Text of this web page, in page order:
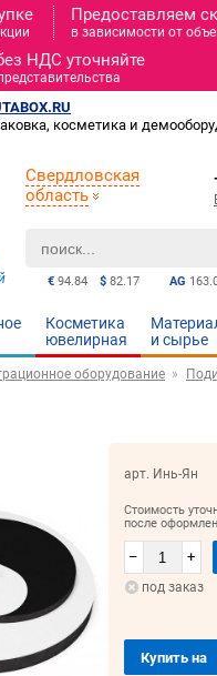
Предоставляем
в зависимости от
НДС уточняйте
косметика и
AG
€ 94.84 $ 82.17
Свердловская
область
Косметика
ювелирная
и cырье
оборудование
арт. Инь-Ян
Стоимость
после
– +
под заказ
Купить на